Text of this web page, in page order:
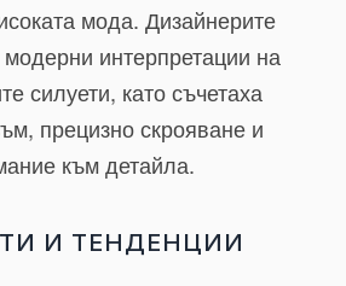
мода. Дизайнерите
интерпретации на
силуети, като съчетаха
прецизно скрояване и
към детайла.
И ТЕНДЕНЦИИ